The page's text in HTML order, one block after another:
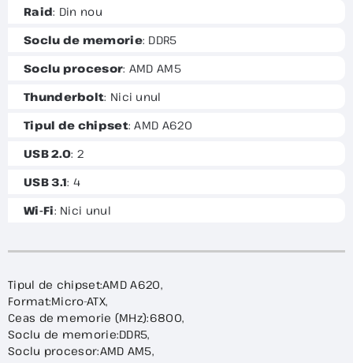
Raid: Din nou
Soclu de memorie: DDR5
Soclu procesor: AMD AM5
Thunderbolt: Nici unul
Tipul de chipset: AMD A620
USB 2.0: 2
USB 3.1: 4
Wi-Fi: Nici unul
Tipul de chipset:AMD A620,
Format:Micro-ATX,
Ceas de memorie (MHz):6800,
Soclu de memorie:DDR5,
Soclu procesor:AMD AM5,